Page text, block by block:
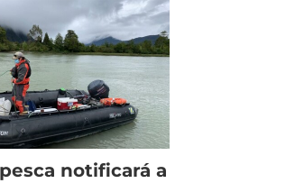
notificará a